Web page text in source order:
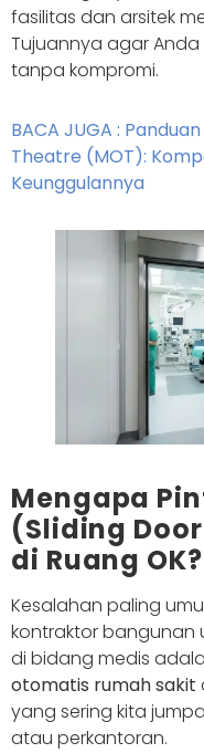
fasilitas dan arsitek
Tujuannya agar
tanpa kompromi.
BACA JUGA :
Theatre (MOT):
Keunggulannya
Mengapa
(Sliding
di Ruang OK?
Kesalahan paling
kontraktor bangunan
di bidang medis
otomatis rumah sakit
yang sering kita
atau perkantoran.